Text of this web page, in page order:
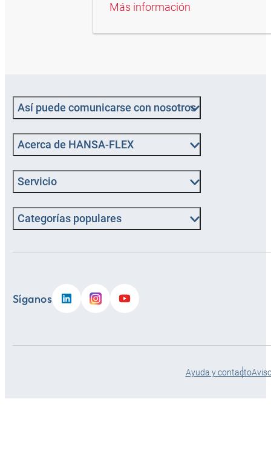
Más información
Así puede comunicarse con nosotros
Acerca de HANSA‑FLEX
Servicio
Categorías populares
Síganos
Ayuda y contacto